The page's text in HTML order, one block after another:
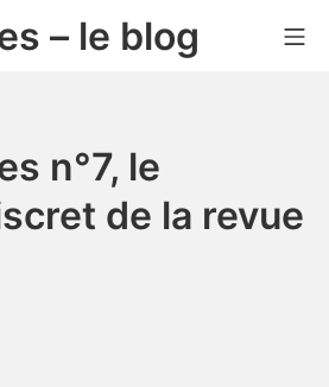
– le blog
n°7, le
de la revue